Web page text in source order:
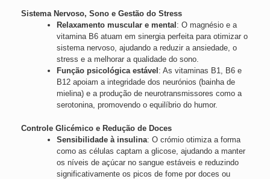
Sistema Nervoso, Sono e Gestão do Stress
Relaxamento muscular e mental : O magnésio e a
vitamina B6 atuam em sinergia perfeita para otimizar o
sistema nervoso, ajudando a reduzir a ansiedade, o
stress e a melhorar a qualidade do sono.
Função psicológica estável : As vitaminas B1, B6 e
B12 apoiam a integridade dos neurónios (bainha de
mielina) e a produção de neurotransmissores como a
serotonina, promovendo o equilíbrio do humor.
Controle Glicémico e Redução de Doces
Sensibilidade à insulina: O crómio otimiza a forma
como as células captam a glicose, ajudando a manter
os níveis de açúcar no sangue estáveis e reduzindo
significativamente os picos de fome por doces ou